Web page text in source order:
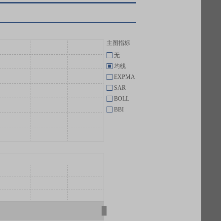
主图指标
无
均线
EXPMA
SAR
BOLL
BBI